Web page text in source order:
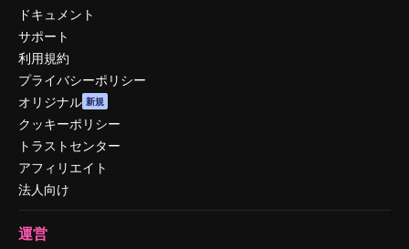
ドキュメント
サポート
利用規約
プライバシーポリシー
オリジナル 新規
クッキーポリシー
トラストセンター
アフィリエイト
法人向け
運営